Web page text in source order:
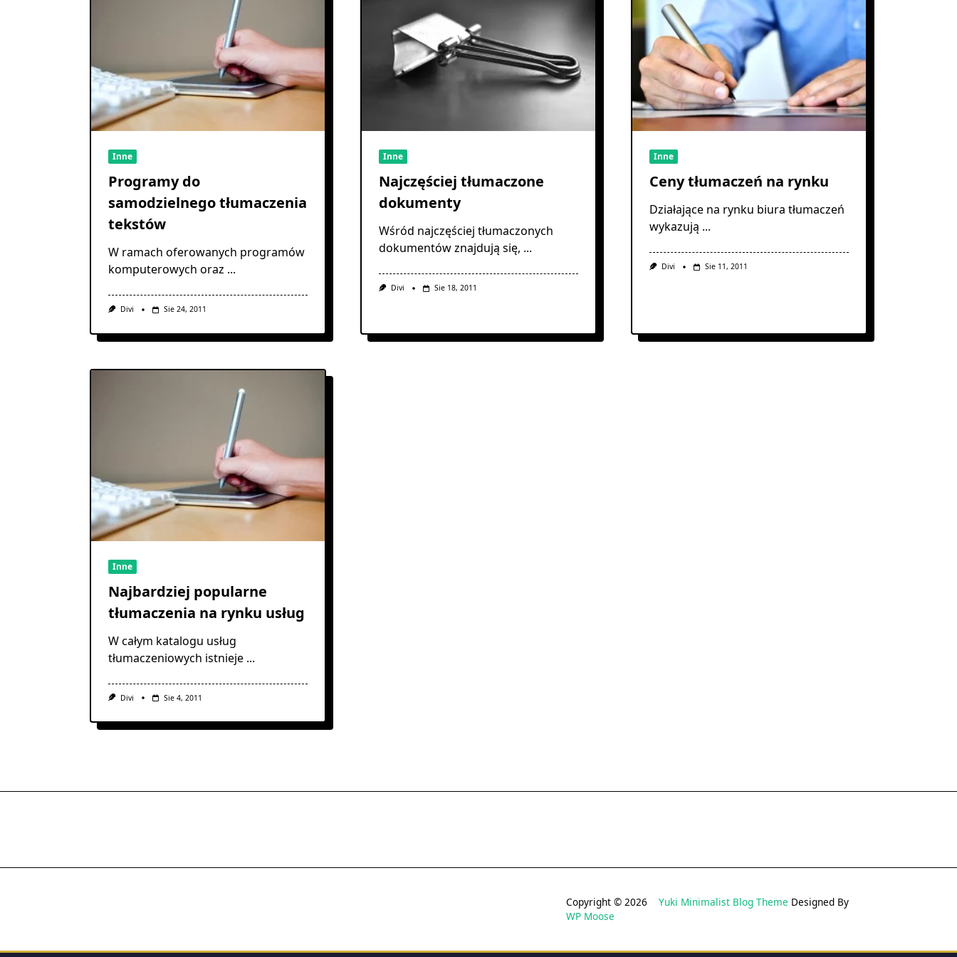
Inne
Programy do
samodzielnego tłumaczenia
tekstów
W ramach oferowanych programów
komputerowych oraz ...
Divi Sie 24, 2011
Inne
Najczęściej tłumaczone
dokumenty
Wśród najczęściej tłumaczonych
dokumentów znajdują się, ...
Divi Sie 18, 2011
Inne
Ceny tłumaczeń na rynku
Działające na rynku biura tłumaczeń
wykazują ...
Divi Sie 11, 2011
Inne
Najbardziej popularne
tłumaczenia na rynku usług
W całym katalogu usług
tłumaczeniowych istnieje ...
Divi Sie 4, 2011
Copyright © 2026Yuki Minimalist Blog Theme Designed By
WP Moose